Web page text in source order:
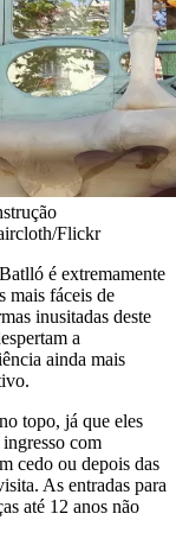
Flickr
é extremamente
mais fáceis de
inusitadas deste
a
ainda mais
topo, já que eles
com
cedo ou depois das
As entradas para
até 12 anos não